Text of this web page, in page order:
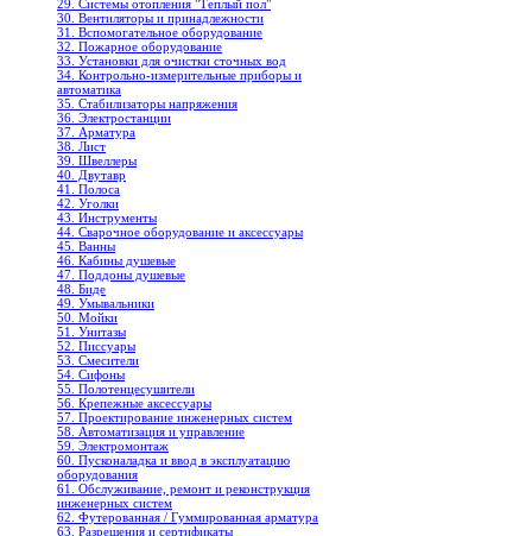
29. Системы отопления "Теплый пол"
30. Вентиляторы и принадлежности
31. Вспомогательное оборудование
32. Пожарное оборудование
33. Установки для очистки сточных вод
34. Контрольно-измерительные приборы и
автоматика
35. Стабилизаторы напряжения
36. Электростанции
37. Арматура
38. Лист
39. Швеллеры
40. Двутавр
41. Полоса
42. Уголки
43. Инструменты
44. Сварочное оборудование и аксессуары
45. Ванны
46. Кабины душевые
47. Поддоны душевые
48. Биде
49. Умывальники
50. Мойки
51. Унитазы
52. Писсуары
53. Смесители
54. Сифоны
55. Полотенцесушители
56. Крепежные аксессуары
57. Проектирование инженерных систем
58. Автоматизация и управление
59. Электромонтаж
60. Пусконаладка и ввод в эксплуатацию
оборудования
61. Обслуживание, ремонт и реконструкция
инженерных систем
62. Футерованная / Гуммированная арматура
63. Разрешения и сертификаты